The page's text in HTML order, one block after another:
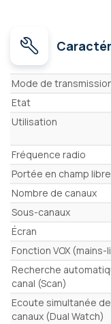
Caractéristiques
Mode de
Etat
Utilisation
Fréquence radio
Portée en champ libre
Nombre de canaux
Sous-canaux
Écran
Fonction VOX (mains-
Recherche
canal (Scan)
Ecoute simultanée
canaux (Dual Watch)